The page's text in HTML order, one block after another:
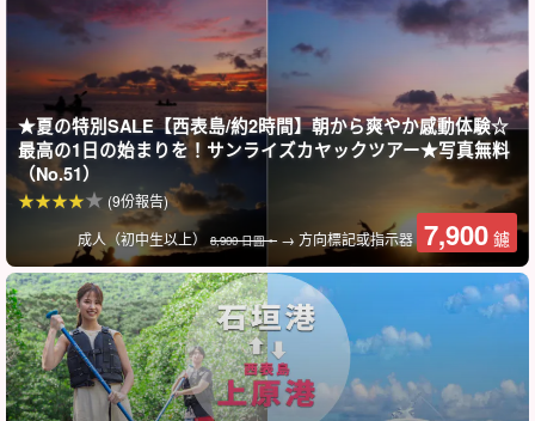
您可以欣賞白天、傍晚和夜晚不同的西表叢林。您還可以看到瀑
布，清晨的瀑布聲非常悅耳。
★夏の特別SALE【西表島/約2時間】朝から爽やか感動体験☆
最高の1日の始まりを！サンライズカヤックツアー★写真無料
（No.51）
成人（初中生以上） 8,900 日圓。 → 方向標記或指示器 7,900 鑢
(9份報告)